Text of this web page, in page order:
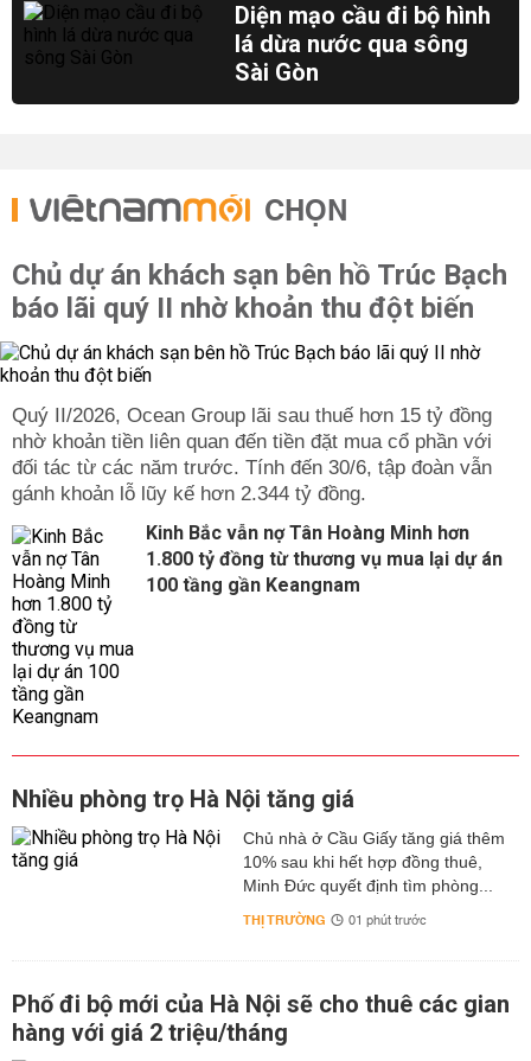
Diện mạo cầu đi bộ hình
lá dừa nước qua sông
Sài Gòn
CHỌN
Chủ dự án khách sạn bên hồ Trúc Bạch
báo lãi quý II nhờ khoản thu đột biến
Quý II/2026, Ocean Group lãi sau thuế hơn 15 tỷ đồng
nhờ khoản tiền liên quan đến tiền đặt mua cổ phần với
đối tác từ các năm trước. Tính đến 30/6, tập đoàn vẫn
gánh khoản lỗ lũy kế hơn 2.344 tỷ đồng.
Kinh Bắc vẫn nợ Tân Hoàng Minh hơn
1.800 tỷ đồng từ thương vụ mua lại dự án
100 tầng gần Keangnam
Nhiều phòng trọ Hà Nội tăng giá
Chủ nhà ở Cầu Giấy tăng giá thêm
10% sau khi hết hợp đồng thuê,
Minh Đức quyết định tìm phòng...
THỊ TRƯỜNG 01 phút trước
Phố đi bộ mới của Hà Nội sẽ cho thuê các gian
hàng với giá 2 triệu/tháng